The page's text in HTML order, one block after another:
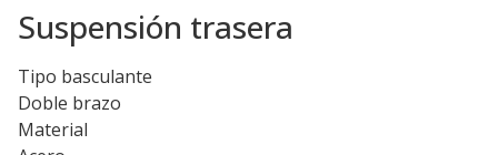
Suspensión trasera
Tipo basculante
Doble brazo
Material